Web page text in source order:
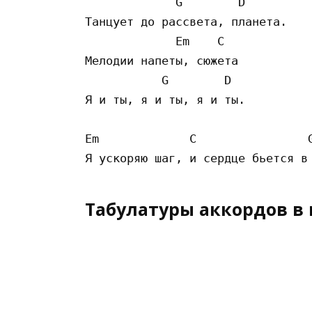
Танцует до рассвета, планета.
             Em    C
Мелодии напеты, сюжета
           G        D
Я и ты, я и ты, я и ты.
Em             C
Табулатуры аккордов в